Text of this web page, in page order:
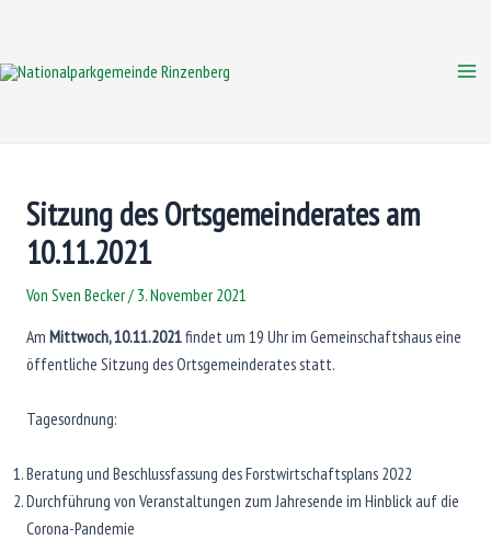
springen
Sitzung des Ortsgemeinderates am
10.11.2021
Von Sven Becker/ 3. November 2021
Am Mittwoch, 10.11.2021findet um 19 Uhr im Gemeinschaftshaus eine
öffentliche Sitzung des Ortsgemeinderates statt.
Tagesordnung:
Beratung und Beschlussfassung des Forstwirtschaftsplans 2022
Durchführung von Veranstaltungen zum Jahresende im Hinblick auf die
Corona-Pandemie